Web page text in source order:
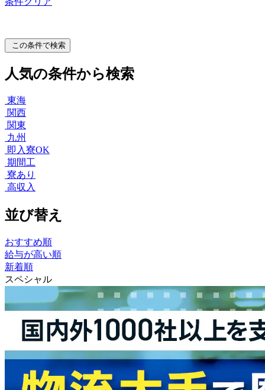
この条件で検索
人気の条件から検索
東海
関西
関東
九州
即入寮OK
期間工
寮あり
高収入
並び替え
おすすめ順
給与が高い順
新着順
スペシャル